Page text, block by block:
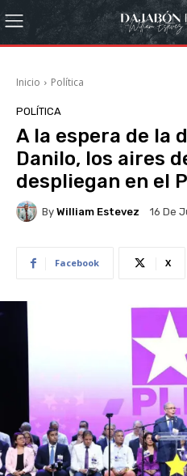
Inicio Política
POLÍTICA
A la espera de la
Danilo, los aires
despliegan en el
By William Estevez 16 De
Facebook X